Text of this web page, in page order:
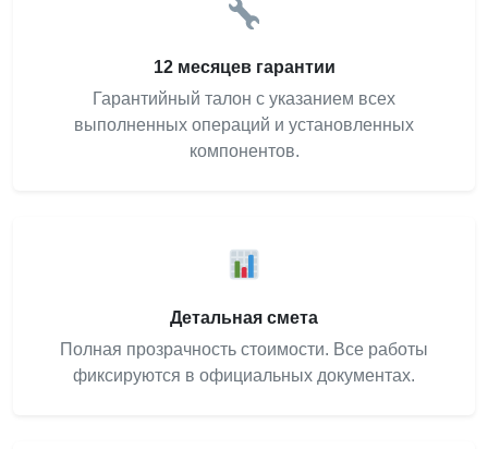
12 месяцев гарантии
Гарантийный талон с указанием всех
выполненных операций и установленных
компонентов.
Детальная смета
Полная прозрачность стоимости. Все работы
фиксируются в официальных документах.